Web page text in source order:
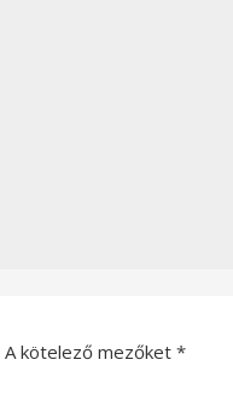
A kötelező mezőket *